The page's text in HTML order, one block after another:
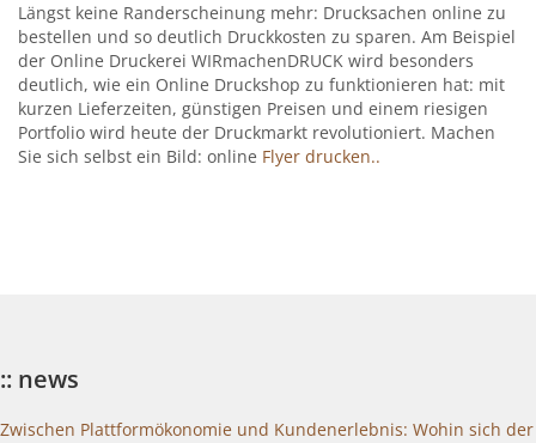
Längst keine Randerscheinung mehr: Drucksachen online zu
bestellen und so deutlich Druckkosten zu sparen. Am Beispiel
der Online Druckerei WIRmachenDRUCK wird besonders
deutlich, wie ein Online Druckshop zu funktionieren hat: mit
kurzen Lieferzeiten, günstigen Preisen und einem riesigen
Portfolio wird heute der Druckmarkt revolutioniert. Machen
Sie sich selbst ein Bild: online Flyer drucken..
:: news
Zwischen Plattformökonomie und Kundenerlebnis: Wohin sich der